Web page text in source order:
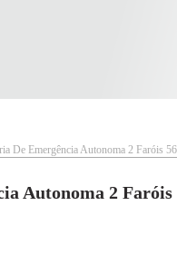
De Emergência Autonoma 2 Faróis
Autonoma 2 Faróis